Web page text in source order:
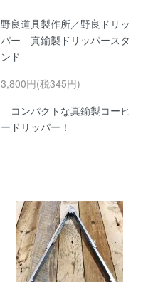
野良道具製作所／野良ドリッ
パー 真鍮製ドリッパースタ
ンド
3,800円(税345円)
コンパクトな真鍮製コーヒ
ードリッパー！